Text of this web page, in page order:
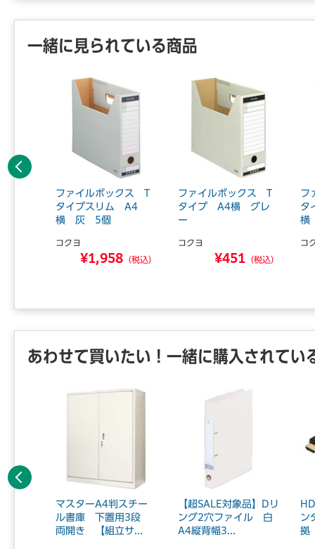
一緒に見られている商品
ファイルボックス T
タイプスリム A4
横 灰 5個
コクヨ
¥1,958 （税込）
ファイルボックス T
タイプ A4横 グレ
ー
コクヨ
¥451 （税込）
フ
タ
横
コ
前へ
あわせて買いたい！一緒に購入されてい
マスターA4判スチー
ル書庫 下置用3段
両開き 【組立サ...
【超SALE対象品】Dリ
ング2穴ファイル 白
A4縦背幅3...
ン
拠
前へ